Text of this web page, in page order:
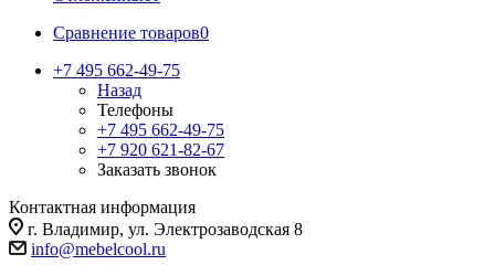
Сравнение товаров0
+7 495 662-49-75
Назад
Телефоны
+7 495 662-49-75
+7 920 621-82-67
Заказать звонок
Контактная информация
г. Владимир, ул. Электрозаводская 8
info@mebelcool.ru